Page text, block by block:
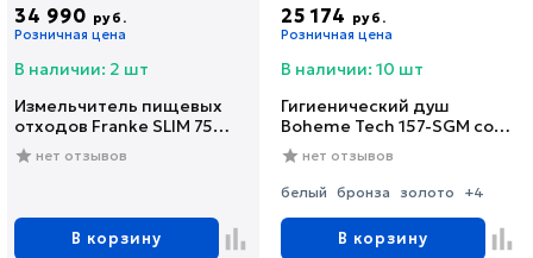
34 990 руб.
Розничная цена
В наличии: 2 шт
Измельчитель пищевых
отходов Franke SLIM 75
(134.0715.096)
нет отзывов
В корзину
25 174 руб.
Розничная цена
В наличии: 10 шт
Гигиенический душ
Boheme Tech 157-SGM со
смесителем, С
ВНУТРЕННЕЙ ЧАСТЬЮ,
shine gun metal
нет отзывов
белый бронза золото +4
В корзину